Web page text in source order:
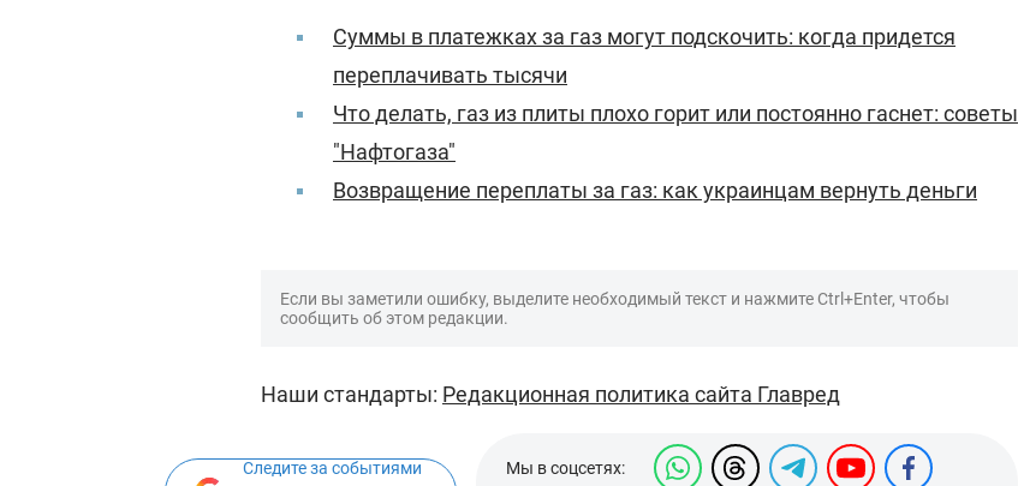
Суммы в платежках за газ могут подскочить: когда придется
переплачивать тысячи
Что делать, газ из плиты плохо горит или постоянно гаснет: советы
"Нафтогаза"
Возвращение переплаты за газ: как украинцам вернуть деньги
Если вы заметили ошибку, выделите необходимый текст и нажмите Ctrl+Enter, чтобы
сообщить об этом редакции.
Наши стандарты: Редакционная политика сайта Главред
Следите за событиями
Мы в соцсетях: